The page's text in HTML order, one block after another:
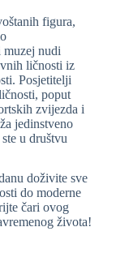
figura,
muzej nudi
ličnosti iz
Posjetitelji
poput
zvijezda i
jedinstveno
u društvu
doživite sve
do moderne
čari ovog
života!